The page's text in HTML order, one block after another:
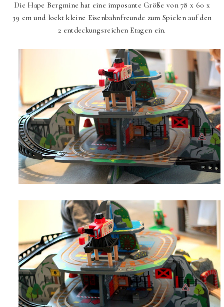
Die Hape Bergmine hat eine imposante Größe von 78 x 60 x
39 cm und lockt kleine Eisenbahnfreunde zum Spielen auf den
2 entdeckungsreichen Etagen ein.